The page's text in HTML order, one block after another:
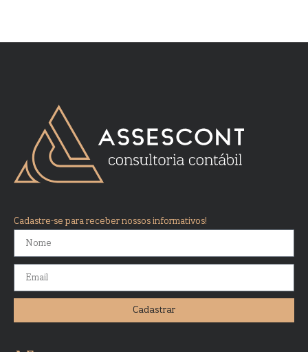
Cadastre-se para receber nossos informativos!
Cadastrar